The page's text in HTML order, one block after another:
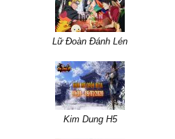
Lữ Đoàn Đánh Lén
Kim Dung H5